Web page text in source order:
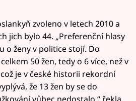
zvoleno v letech 2010 a
jich bylo 44. „Preferenční hlasy
o ženy v politice stojí. Do
50 žen, tedy o 6 více, než v
je v české historii rekordní
že 13 žen by se do